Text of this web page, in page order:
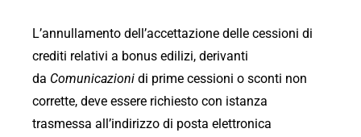
L’annullamento dell’accettazione delle cessioni di
crediti relativi a bonus edilizi, derivanti
da Comunicazioni di prime cessioni o sconti non
corrette, deve essere richiesto con istanza
trasmessa all’indirizzo di posta elettronica